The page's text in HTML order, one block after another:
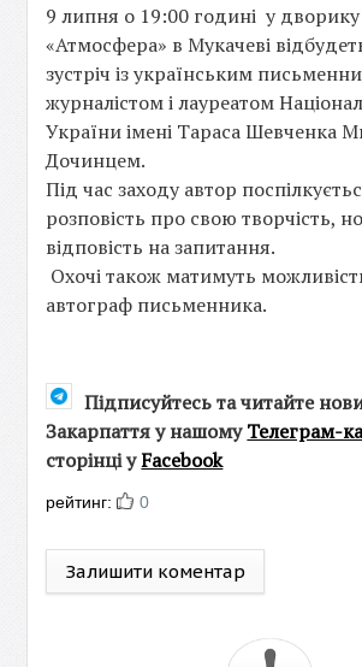
9 липня о 19:00 годині у
«Атмосфера» в Мукачеві
зустріч із українським
журналістом і лауреатом
України імені Тараса Шевченка
Дочинцем.
Під час заходу автор
розповість про свою творчість,
відповість на запитання.
Охочі також матимуть
автограф письменника.
Підписуйтесь та читайте
Закарпаття у нашомуТелеграм-
сторінці уFacebook
рейтинг: 0
Залишити коментар